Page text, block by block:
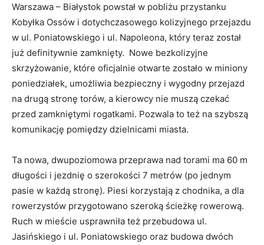
Warszawa – Białystok powstał w pobliżu przystanku
Kobyłka Ossów i dotychczasowego kolizyjnego przejazdu
w ul. Poniatowskiego i ul. Napoleona, który teraz został
już definitywnie zamknięty. Nowe bezkolizyjne
skrzyżowanie, które oficjalnie otwarte zostało w miniony
poniedziałek, umożliwia bezpieczny i wygodny przejazd
na drugą stronę torów, a kierowcy nie muszą czekać
przed zamkniętymi rogatkami. Pozwala to też na szybszą
komunikację pomiędzy dzielnicami miasta.
Ta nowa, dwupoziomowa przeprawa nad torami ma 60 m
długości i jezdnię o szerokości 7 metrów (po jednym
pasie w każdą stronę). Piesi korzystają z chodnika, a dla
rowerzystów przygotowano szeroką ścieżkę rowerową.
Ruch w mieście usprawniła też przebudowa ul.
Jasińskiego i ul. Poniatowskiego oraz budowa dwóch